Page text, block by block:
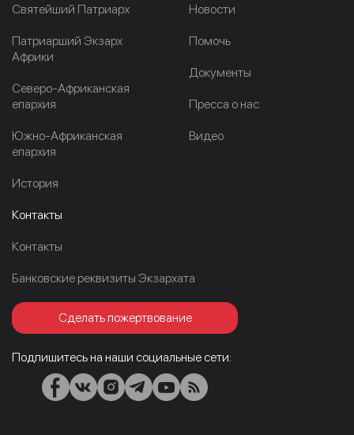
Cвятейший Патриарх
Патриарший Экзарх
Африки
Северо-Африканская
епархия
Южно-Африканская
епархия
История
Новости
Помочь
Документы
Пресса о нас
Видео
Контакты
Контакты
Банковские реквизиты Экзархата
Сделать пожертвование
Подпишитесь на наши социальные сети: